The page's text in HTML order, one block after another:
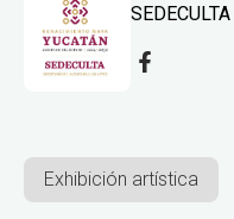
SEDECULTA
Exhibición artística